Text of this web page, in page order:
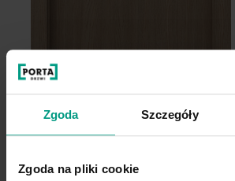
Zgoda Szczegóły
Zgoda na pliki cookie
L.2